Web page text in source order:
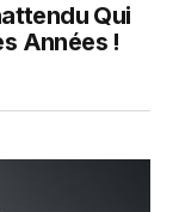
Qui
Années !